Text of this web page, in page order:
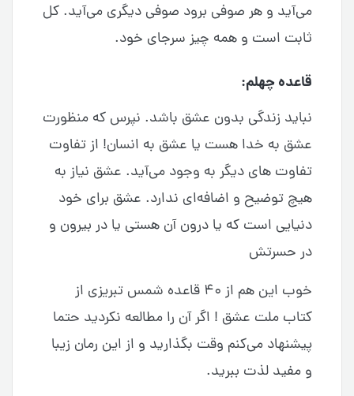
می‌آید و هر صوفی برود صوفی دیگری می‌آید. کل
ثابت است و همه چیز سرجای خود.
قاعده چهلم:
نباید زندگی بدون عشق باشد. نپرس که منظورت
عشق به خدا هست یا عشق به انسان! از تفاوت
تفاوت های دیگر به وجود می‌آید. عشق نیاز به
هیچ توضیح و اضافه‌ای ندارد. عشق برای خود
دنیایی است که یا درون آن هستی یا در بیرون و
در حسرتش
خوب این هم از ۴۰ قاعده شمس تبریزی از
کتاب ملت عشق ! اگر آن را مطالعه نکردید حتما
پیشنهاد می‌کنم وقت بگذارید و از این رمان زیبا
و مفید لذت ببرید.